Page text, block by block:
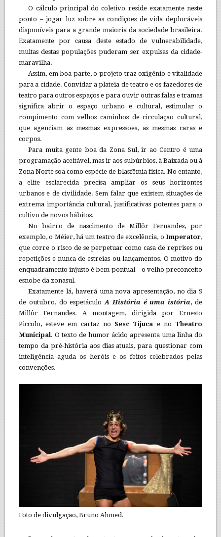
O cálculo principal do coletivo reside exatamente neste
ponto – jogar luz sobre as condições de vida deploráveis
disponíveis para a grande maioria da sociedade brasileira.
Exatamente por causa deste estado de vulnerabilidade,
muitas destas populações puderam ser expulsas da cidade-
maravilha.
Assim, em boa parte, o projeto traz oxigênio e vitalidade
para a cidade. Convidar a plateia de teatro e os fazedores de
teatro para outros espaços e para ouvir outras falas e tramas
significa abrir o espaço urbano e cultural, estimular o
rompimento com velhos caminhos de circulação cultural,
que agenciam as mesmas expressões, as mesmas caras e
corpos.
Para muita gente boa da Zona Sul, ir ao Centro é uma
programação aceitável, mas ir aos subúrbios, à Baixada ou à
Zona Norte soa como espécie de blasfêmia física. No entanto,
a elite esclarecida precisa ampliar os seus horizontes
urbanos e de civilidade. Sem falar que existem situações de
extrema importância cultural, justificativas potentes para o
cultivo de novos hábitos.
No bairro de nascimento de Millôr Fernandes, por
exemplo, o Méier, há um teatro de excelência, oImperator,
que corre o risco de se perpetuar como casa de reprises ou
repetições e nunca de estreias ou lançamentos. O motivo do
enquadramento injusto é bem pontual – o velho preconceito
esnobe da zonasul.
Exatamente lá, haverá uma nova apresentação, no dia 9
de outubro, do espetáculoA História é uma istória, de
Millôr Fernandes. A montagem, dirigida por Ernesto
Piccolo, esteve em cartaz no Sesc Tijuca e no Theatro
Municipal . O texto de humor ácido apresenta uma linha do
tempo da pré-história aos dias atuais, para questionar com
inteligência aguda os heróis e os feitos celebrados pelas
convenções.
Foto de divulgação, Bruno Ahmed.